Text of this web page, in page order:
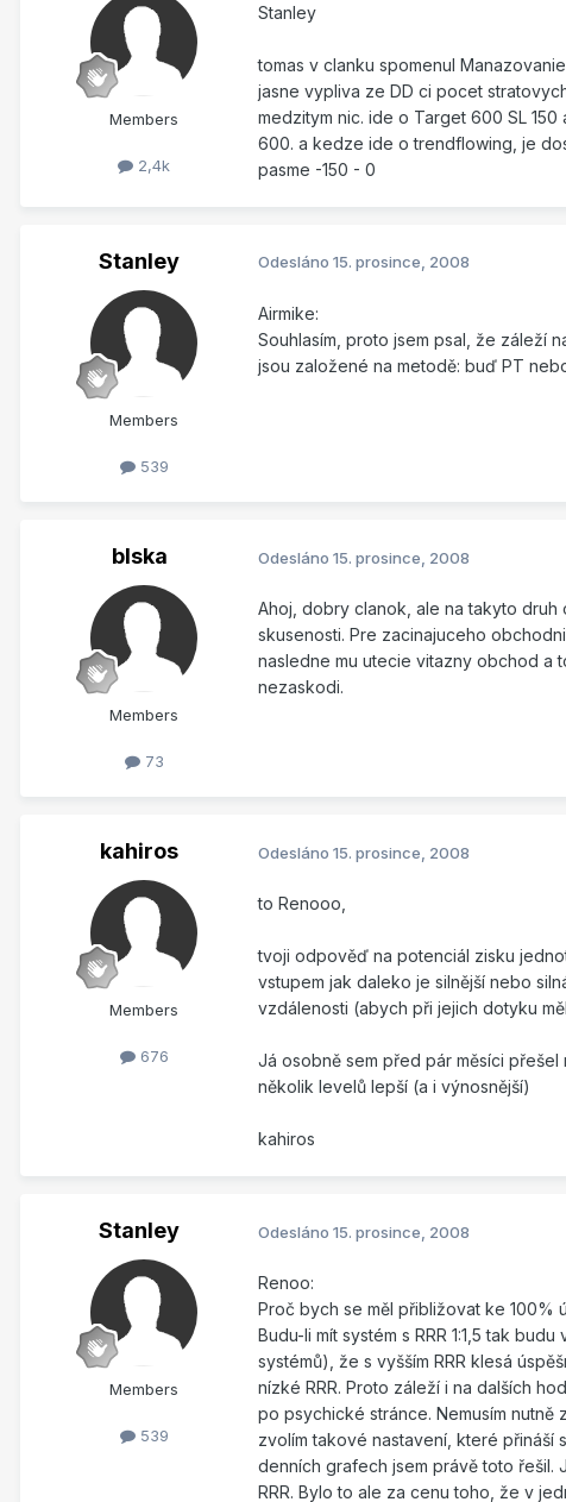
Members
2,4k
Stanley
tomas v clanku spomenul
jasne vypliva ze DD ci pocet
medzitym nic. ide o Target 600 SL
600. a kedze ide o trendflowing, je
pasme -150 - 0
Stanley
Members
539
Odesláno 15. prosince, 2008
Airmike:
Souhlasím, proto jsem psal, že záleží
jsou založené na metodě: buď PT
blska
Members
73
Odesláno 15. prosince, 2008
Ahoj, dobry clanok, ale na takyto
skusenosti. Pre zacinajuceho
nasledne mu utecie vitazny obchod a
nezaskodi.
kahiros
Members
676
Odesláno 15. prosince, 2008
to Renooo,
tvoji odpověď na potenciál zisku
vstupem jak daleko je silnější nebo
vzdálenosti (abych při jejich dotyku
Já osobně sem před pár měsíci přešel
několik levelů lepší (a i výnosnější)
kahiros
Stanley
Members
539
Odesláno 15. prosince, 2008
Renoo:
Proč bych se měl přibližovat ke 100%
Budu-li mít systém s RRR 1:1,5 tak
systémů), že s vyšším RRR klesá
nízké RRR. Proto záleží i na dalších
po psychické stránce. Nemusím nutně
zvolím takové nastavení, které přináší
denních grafech jsem právě toto řešil.
RRR. Bylo to ale za cenu toho, že v